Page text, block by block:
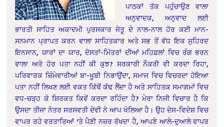
ਪਾਠਕਾਂ ਤੱਕ ਪਹੁੰਚਾਉਣ ਵਾਲਾ
ਅਨੁਵਾਦਕ, ਅਨੁਵਾਦ ਲਈ
ਭਾਰਤੀ ਸਾਹਿਤ ਅਕਾਦਮੀ ਪੁਰਸਕਾਰ ਜੇਤੂ ਦੇ ਨਾਲ-ਨਾਲ ਹੋਰ ਕਈ ਮਾਨ-
ਸਨਮਾਨ ਪ੍ਰਾਪਤ ਕਰਨ ਵਾਲਾ ਸਾਹਿਤਕਾਰ ਅਤੇ ਸਭ ਤੋਂ ਵੱਧ ਇਕ ਸੁਹਿਰਦ
ਇਨਸਾਨ, ਯਾਰਾਂ ਦਾ ਯਾਰ, ਦੋਸਤਾਂ-ਮਿੱਤਰਾਂ ਦੀਆਂ ਮਹਿਫ਼ਲਾਂ ਵਿਚ ਰੰਗ ਭਰਨ
ਵਾਲਾ ਅਤੇ ਹੋਰ ਪਤਾ ਨਹੀਂ ਕੀ ਕੁਝ? ਸਰਕਾਰੀ ਨੌਕਰੀ ਵੀ ਕਰਦਾ ਰਿਹਾ,
ਪਰਿਵਾਰਕ ਜ਼ਿੰਮੇਵਾਰੀਆਂ ਬਾ-ਖੂਬੀ ਨਿਭਾਉਂਦਾ, ਸਮਾਜ ਵਿਚ ਵਿਚਰਦਾ ਹੋਇਆ
ਪਤਾ ਨਹੀਂ ਲਿਖਣ ਲਈ ਵਕਤ ਕਿੱਥੋਂ ਕੱਢ ਲੈਂਦਾ ਹੈ ਅਤੇ ਸਾਹਿਤਕ ਸਮਾਗਮਾਂ ਵਿਚ
ਵਧ-ਚੜ੍ਹ ਕੇ ਸ਼ਿਰਕਤ ਕਿਵੇਂ ਕਰਦਾ ਰਹਿੰਦਾ ਹੈ? ਮੇਰਾ ਨਿਜੀ ਵਿਚਾਰ ਹੈ ਕਿ
ਉਸਦਾ ਤੀਜਾ ਨੇਤਰ ਸਰਸਵਤੀ ਦੇਵੀ ਨੇ ਆਪ ਖੋਲਿਆ ਹੈ। ਉਹ ਦੇਸ-ਵਿਦੇਸ਼ ਵਿਚ
ਵਾਪਰ ਰਹੇ ਵਰਤਾਰਿਆਂ ‘ਤੇ ਪੈਣੀ ਨਜ਼ਰ ਰੱਖਦਾ ਹੈ, ਆਪਣੇ ਆਲੇ-ਦੁਆਲੇ ਵਾਪਰ